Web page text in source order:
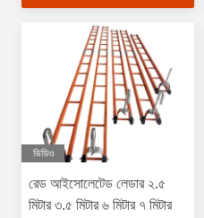
ভিডিও
রেড আইসোলেটেড লেডার ২.৫
মিটার ৩.৫ মিটার ৬ মিটার ৭ মিটার